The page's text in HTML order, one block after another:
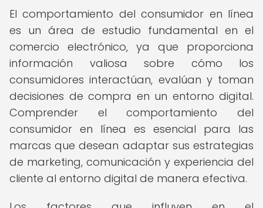
El comportamiento del consumidor en línea
es un área de estudio fundamental en el
comercio electrónico, ya que proporciona
información valiosa sobre cómo los
consumidores interactúan, evalúan y toman
decisiones de compra en un entorno digital.
Comprender el comportamiento del
consumidor en línea es esencial para las
marcas que desean adaptar sus estrategias
de marketing, comunicación y experiencia del
cliente al entorno digital de manera efectiva.